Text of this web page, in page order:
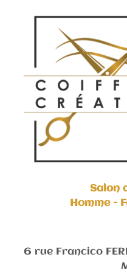
Salon
Homme -
6 rue Francico